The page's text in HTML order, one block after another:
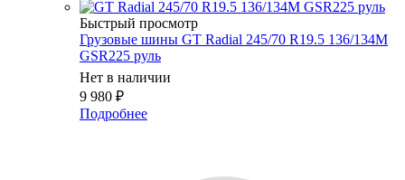
Быстрый просмотр
Грузовые шины GT Radial 245/70 R19.5 136/134M
GSR225 руль
Нет в наличии
9 980 ₽
Подробнее